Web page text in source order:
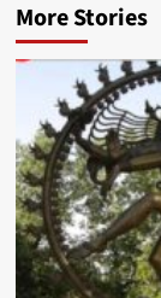
More Stories